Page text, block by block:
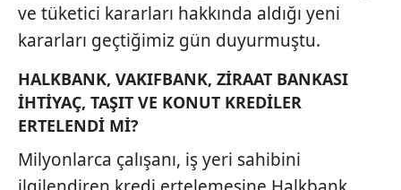
ve tüketici kararları hakkında aldığı yeni
kararları geçtiğimiz gün duyurmuştu.
HALKBANK, VAKIFBANK, ZİRAAT BANKASI
İHTİYAÇ, TAŞIT VE KONUT KREDİLER
ERTELENDİ Mİ?
Milyonlarca çalışanı, iş yeri sahibini